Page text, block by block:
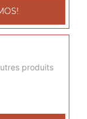
produits